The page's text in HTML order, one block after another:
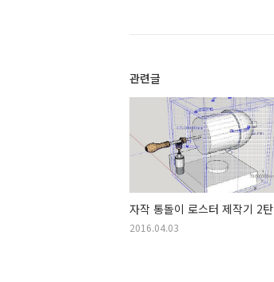
관련글
자작 통돌이 로스터 제작기 2탄
2016.04.03